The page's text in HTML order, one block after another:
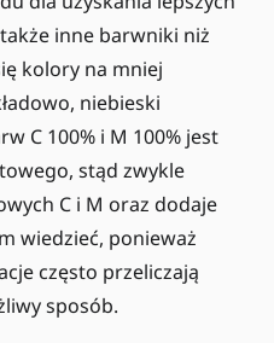
inne barwniki niż
kolory na mniej
niebieski
C 100% i M 100% jest
stąd zwykle
C i M oraz dodaje
wiedzieć, ponieważ
często przeliczają
sposób.